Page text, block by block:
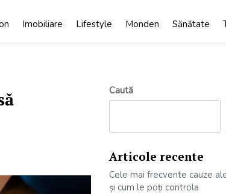
Imobiliare Lifestyle Monden Sănătate
Caută
Articole recente
Cele mai frecvente cauze
și cum le poți controla